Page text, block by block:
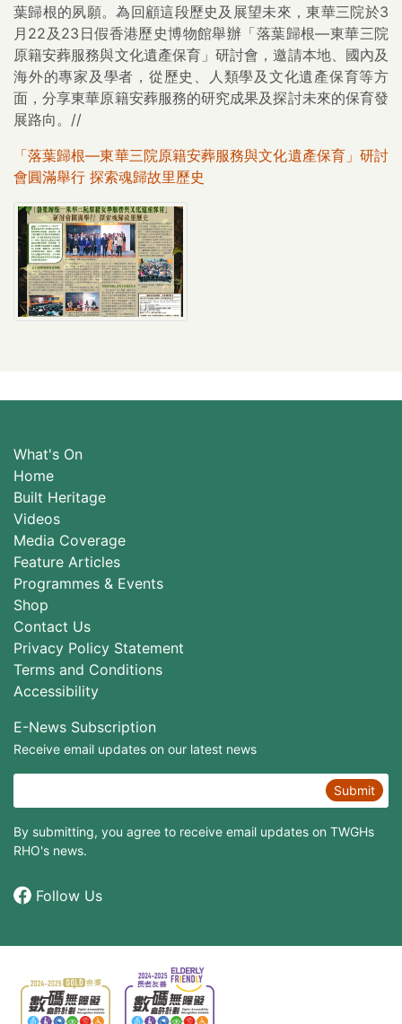
葉歸根的夙願。為回顧這段歷史及展望未來，東華三院於3
月22及23日假香港歷史博物館舉辦「落葉歸根—東華三院
原籍安葬服務與文化遺產保育」研討會，邀請本地、國內及
海外的專家及學者，從歷史、人類學及文化遺產保育等方
面，分享東華原籍安葬服務的研究成果及探討未來的保育發
展路向。//
「落葉歸根—東華三院原籍安葬服務與文化遺產保育」研討
會圓滿舉行 探索魂歸故里歷史
What's On
Home
Built Heritage
Videos
Media Coverage
Feature Articles
Programmes & Events
Shop
Contact Us
Privacy Policy Statement
Terms and Conditions
Accessibility
E-News Subscription
Receive email updates on our latest news
Submit
By submitting, you agree to receive email updates on TWGHs
RHO's news.
Follow Us